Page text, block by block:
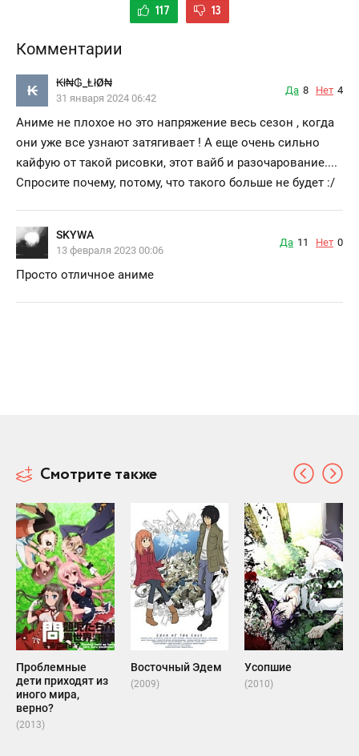
117 13
Комментарии
₭ ₭ł₦₲_ⱠłØ₦
31 января 2024 06:42
Да 8 Нет 4
Аниме не плохое но это напряжение весь сезон , когда
они уже все узнают затягивает ! А еще очень сильно
кайфую от такой рисовки, этот вайб и разочарование....
Спросите почему, потому, что такого больше не будет :/
SKYWA
13 февраля 2023 00:06
Да 11 Нет 0
Просто отличное аниме
Смотрите также
Проблемные
дети приходят из
иного мира,
верно?
(2013)
Восточный Эдем
(2009)
Усопшие
(2010)